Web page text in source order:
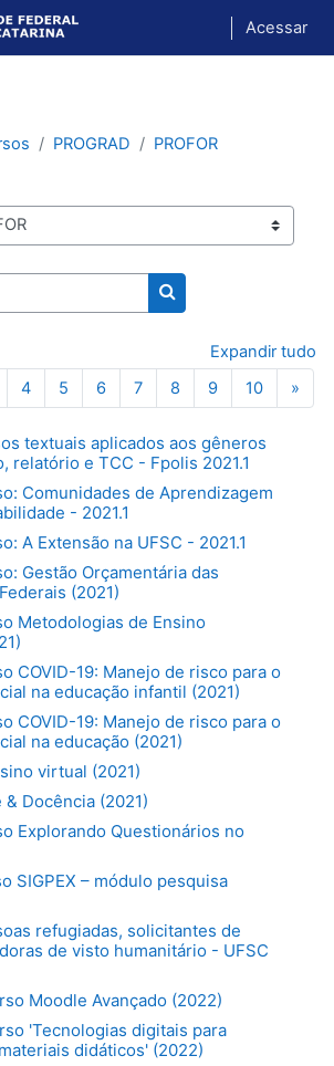
Acessar
PROGRAD PROFOR
Buscar cursos
Expandir tudo
3
4Página 4
5Página 5
6Página 6
7Página 7
8Página 8
9Página 9
10Página 10
»
textuais aplicados aos gêneros
relatório e TCC - Fpolis 2021.1
Comunidades de Aprendizagem
- 2021.1
A Extensão na UFSC - 2021.1
Gestão Orçamentária das
(2021)
Metodologias de Ensino
COVID-19: Manejo de risco para o
na educação infantil (2021)
COVID-19: Manejo de risco para o
na educação (2021)
virtual (2021)
& Docência (2021)
Explorando Questionários no
SIGPEX – módulo pesquisa
refugiadas, solicitantes de
de visto humanitário - UFSC
Moodle Avançado (2022)
'Tecnologias digitais para
didáticos' (2022)